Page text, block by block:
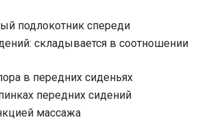
подлокотник спереди
складывается в соотношении
в передних сиденьях
передних сидений
массажа